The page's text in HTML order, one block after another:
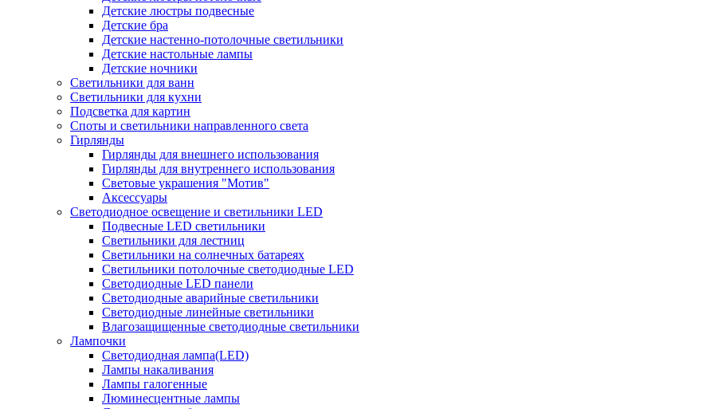
Детские люстры подвесные
Детские бра
Детские настенно-потолочные светильники
Детские настольные лампы
Детские ночники
Светильники для ванн
Светильники для кухни
Подсветка для картин
Споты и светильники направленного света
Гирлянды
Гирлянды для внешнего использования
Гирлянды для внутреннего использования
Световые украшения "Мотив"
Аксессуары
Светодиодное освещение и светильники LED
Подвесные LED светильники
Светильники для лестниц
Светильники на солнечных батареях
Светильники потолочные светодиодные LED
Светодиодные LED панели
Светодиодные аварийные светильники
Светодиодные линейные светильники
Влагозащищенные светодиодные светильники
Лампочки
Светодиодная лампа(LED)
Лампы накаливания
Лампы галогенные
Люминесцентные лампы